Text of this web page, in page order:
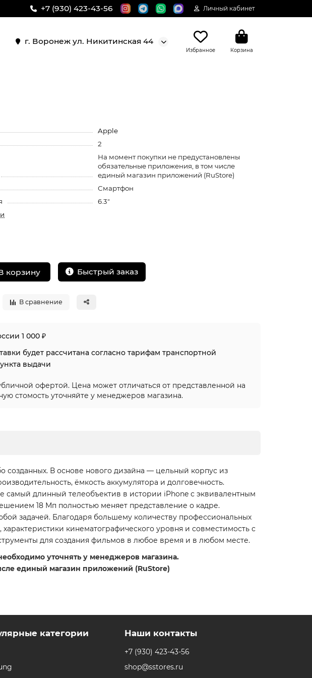
+7 (930) 423-43-56 Личный кабинет
г. Воронеж ул. Никитинская 44
Избранное Корзина
Apple
2
На момент покупки не предустановлены
обязательные приложения, в том числе
единый магазин приложений (RuStore)
Смартфон
6.3"
корзину Быстрый заказ
В сравнение
1 000 ₽
будет рассчитана согласно тарифам транспортной
выдачи
офертой. Цена может отличаться от представленной на
стомость уточняйте у менеджеров магазина.
В основе нового дизайна — цельный корпус из
ёмкость аккумулятора и долговечность.
длинный телеобъектив в истории iPhone с эквивалентным
18 Мп полностью меняет представление о кадре.
задачей. Благодаря большему количеству профессиональных
кинематографического уровня и совместимость с
для создания фильмов в любое время и в любом месте.
уточнять у менеджеров магазина.
единый магазин приложений (RuStore)
категории Наши контакты
+7 (930) 423-43-56
shop@sstores.ru